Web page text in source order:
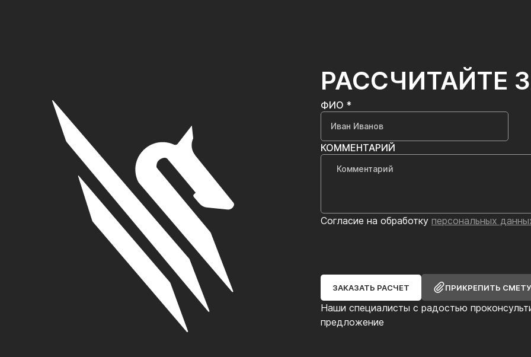
РАССЧИТАЙТЕ
Наши специалисты с радостью
предложение
ФИО *
КОММЕНТАРИЙ
Согласие на обработку персональных
ЗАКАЗАТЬ РАСЧЕТ ПРИКРЕПИТЬ СМЕТУ